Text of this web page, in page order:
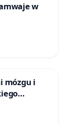
w
mózgu i